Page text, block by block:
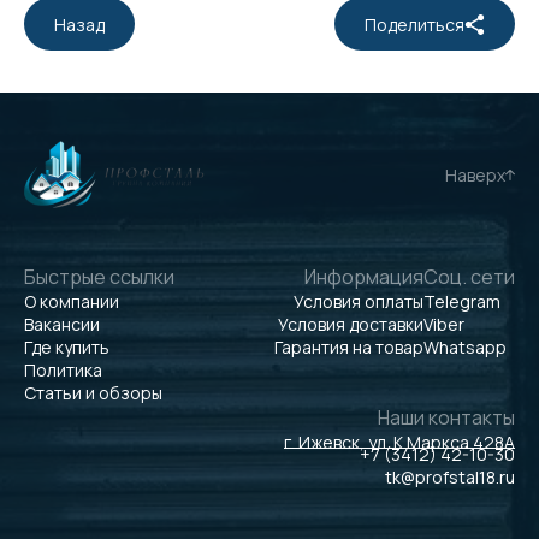
Назад Поделиться
Наверх
Быстрые ссылки
О компании
Вакансии
Где купить
Политика
Статьи и обзоры
Информация
Условия оплаты
Условия доставки
Гарантия на товар
Соц. сети
Telegram
Viber
Whatsapp
Наши контакты
г. Ижевск, ул. К.Маркса 428А
+7 (3412) 42-10-30
tk@profstal18.ru